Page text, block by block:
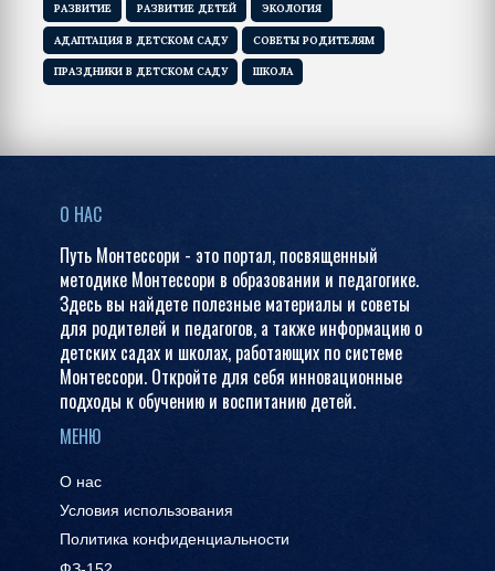
РАЗВИТИЕ РАЗВИТИЕ ДЕТЕЙ ЭКОЛОГИЯ
АДАПТАЦИЯ В ДЕТСКОМ САДУ СОВЕТЫ РОДИТЕЛЯМ
ПРАЗДНИКИ В ДЕТСКОМ САДУ ШКОЛА
О НАС
Путь Монтессори - это портал, посвященный
методике Монтессори в образовании и педагогике.
Здесь вы найдете полезные материалы и советы
для родителей и педагогов, а также информацию о
детских садах и школах, работающих по системе
Монтессори. Откройте для себя инновационные
подходы к обучению и воспитанию детей.
МЕНЮ
О нас
Условия использования
Политика конфиденциальности